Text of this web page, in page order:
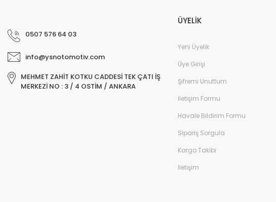
0507 576 64 03
info@ysnotomotiv.com
MEHMET ZAHİT KOTKU CADDESİ TEK ÇATI İŞ
MERKEZİ NO : 3 / 4 OSTİM / ANKARA
ÜYELİK
Yeni Üyelik
Üye Girişi
Şifremi Unuttum
İletişim Formu
Havale Bildirim Formu
Sipariş Sorgula
Kargo Takibi
İletişim